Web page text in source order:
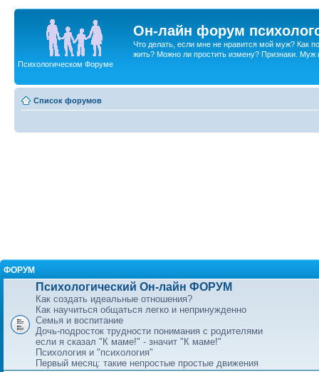
Он-лайн форум
Что делать, если мне не нравится мой муж? Как
жить? Можно ли простить измену? Признаки. Муж
Психологическом Форуме
Список форумов
ФОРУМ
Психологический Он-лайн ФОРУМ
Как создать идеальные отношения?
Как научиться общаться легко и непринужденно
Семья и воспитание
Дочь-подросток трудности понимания с родителями
если я сказал "К маме!" - значит "К маме!"
Психология и "психология"
Первый месяц: такие непростые простые движения